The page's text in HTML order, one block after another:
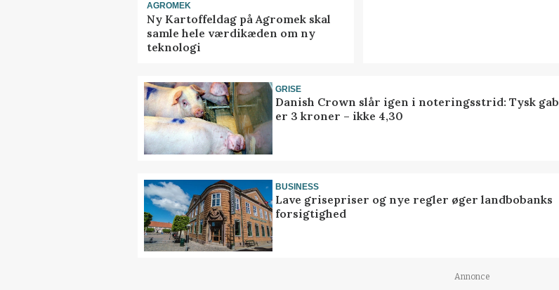
AGROMEK
Ny Kartoffeldag på Agromek skal
samle hele værdikæden om ny
teknologi
GRISE
Danish Crown slår igen i noteringsstrid: Tysk gab
er 3 kroner – ikke 4,30
BUSINESS
Lave grisepriser og nye regler øger landbobanks
forsigtighed
Annonce